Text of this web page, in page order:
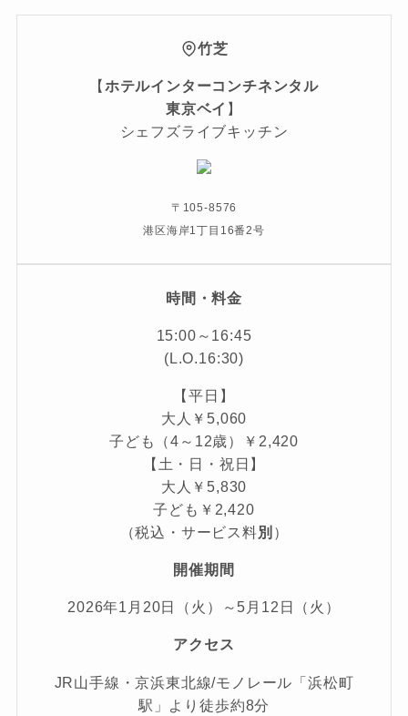
竹芝
【ホテルインターコンチネンタル
東京ベイ 】
シェフズライブキッチン
〒105-8576
港区海岸1丁目16番2号
時間・料金
15:00～16:45
(L.O.16:30)
【平日】
大人￥5,060
子ども（4～12歳）￥2,420
【土・日・祝日】
大人￥5,830
子ども￥2,420
（税込・サービス料別 ）
開催期間
2026年1月20日（火）～5月12日（火）
アクセス
JR山手線・京浜東北線/モノレール「浜松町
駅」より徒歩約8分